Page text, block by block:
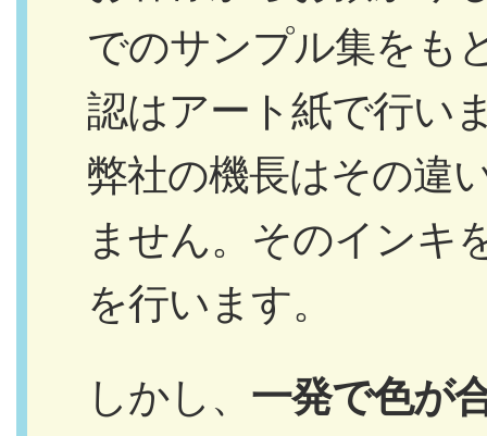
でのサンプル集をも
認はアート紙で行い
弊社の機長はその違
ません。そのインキ
を行います。
しかし、 一発で色が